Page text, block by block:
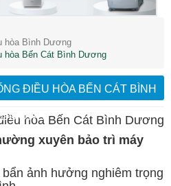
hòa Bình Dương
hòa Bến Cát Bình Dương
ĐIỀU HÒA BẾN CÁT BÌNH
DƯƠNGhòa Bến Cát Bình Dương
xuyên bảo trì máy
ảnh hưởng nghiêm trọng